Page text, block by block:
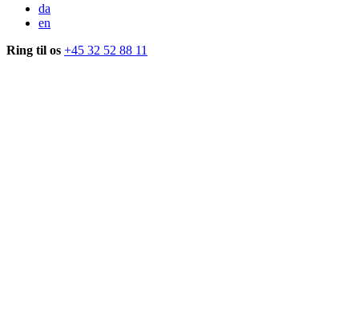
da
en
Ring til os +45 32 52 88 11